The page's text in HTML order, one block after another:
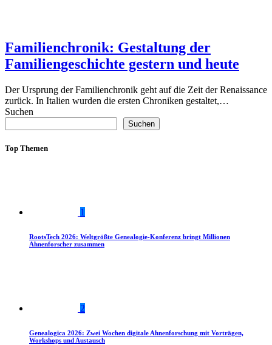
Familienchronik: Gestaltung der
Familiengeschichte gestern und heute
Der Ursprung der Familienchronik geht auf die Zeit der Renaissance
zurück. In Italien wurden die ersten Chroniken gestaltet,…
Suchen
Suchen
Top Themen
1
RootsTech 2026: Weltgrößte Genealogie-Konferenz bringt Millionen
Ahnenforscher zusammen
2
Genealogica 2026: Zwei Wochen digitale Ahnenforschung mit Vorträgen,
Workshops und Austausch